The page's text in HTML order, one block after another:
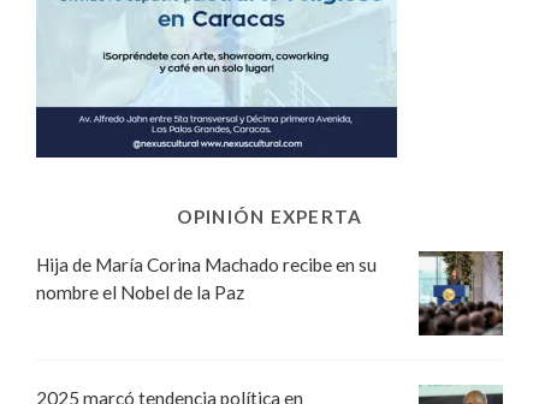
OPINIÓN EXPERTA
Hija de María Corina Machado recibe en su
nombre el Nobel de la Paz
2025 marcó tendencia política en